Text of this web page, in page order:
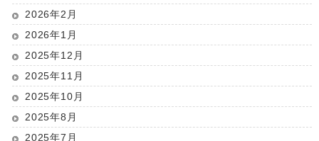
2026年2月
2026年1月
2025年12月
2025年11月
2025年10月
2025年8月
2025年7月